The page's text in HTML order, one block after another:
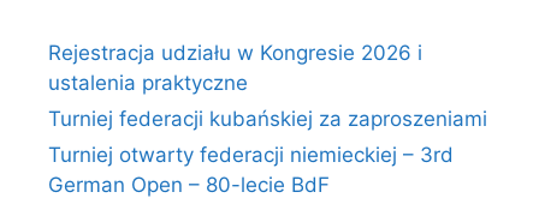
Rejestracja udziału w Kongresie 2026 i
ustalenia praktyczne
Turniej federacji kubańskiej za zaproszeniami
Turniej otwarty federacji niemieckiej – 3rd
German Open – 80-lecie BdF